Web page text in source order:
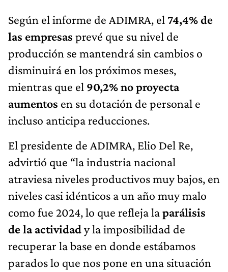
Según el informe de ADIMRA, el 74,4% de
las empresas prevé que su nivel de
producción se mantendrá sin cambios o
disminuirá en los próximos meses,
mientras que el 90,2% no proyecta
aumentos en su dotación de personal e
incluso anticipa reducciones.
El presidente de ADIMRA, Elio Del Re,
advirtió que “la industria nacional
atraviesa niveles productivos muy bajos, en
niveles casi idénticos a un año muy malo
como fue 2024, lo que refleja laparálisis
de la actividady la imposibilidad de
recuperar la base en donde estábamos
parados lo que nos pone en una situación